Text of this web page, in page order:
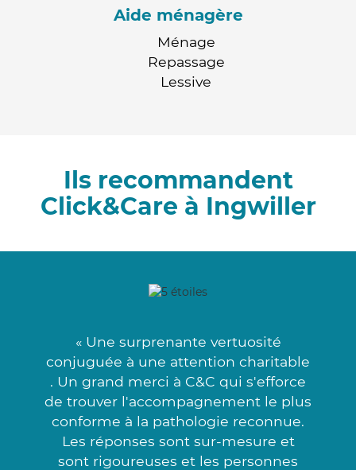
Aide ménagère
Ménage
Repassage
Lessive
Ils recommandent
Click&Care à Ingwiller
« Une surprenante vertuosité
conjuguée à une attention charitable
. Un grand merci à C&C qui s'efforce
de trouver l'accompagnement le plus
conforme à la pathologie reconnue.
Les réponses sont sur-mesure et
sont rigoureuses et les personnes